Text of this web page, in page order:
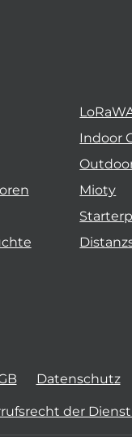
Indoor
Mioty
Datenschutz
der